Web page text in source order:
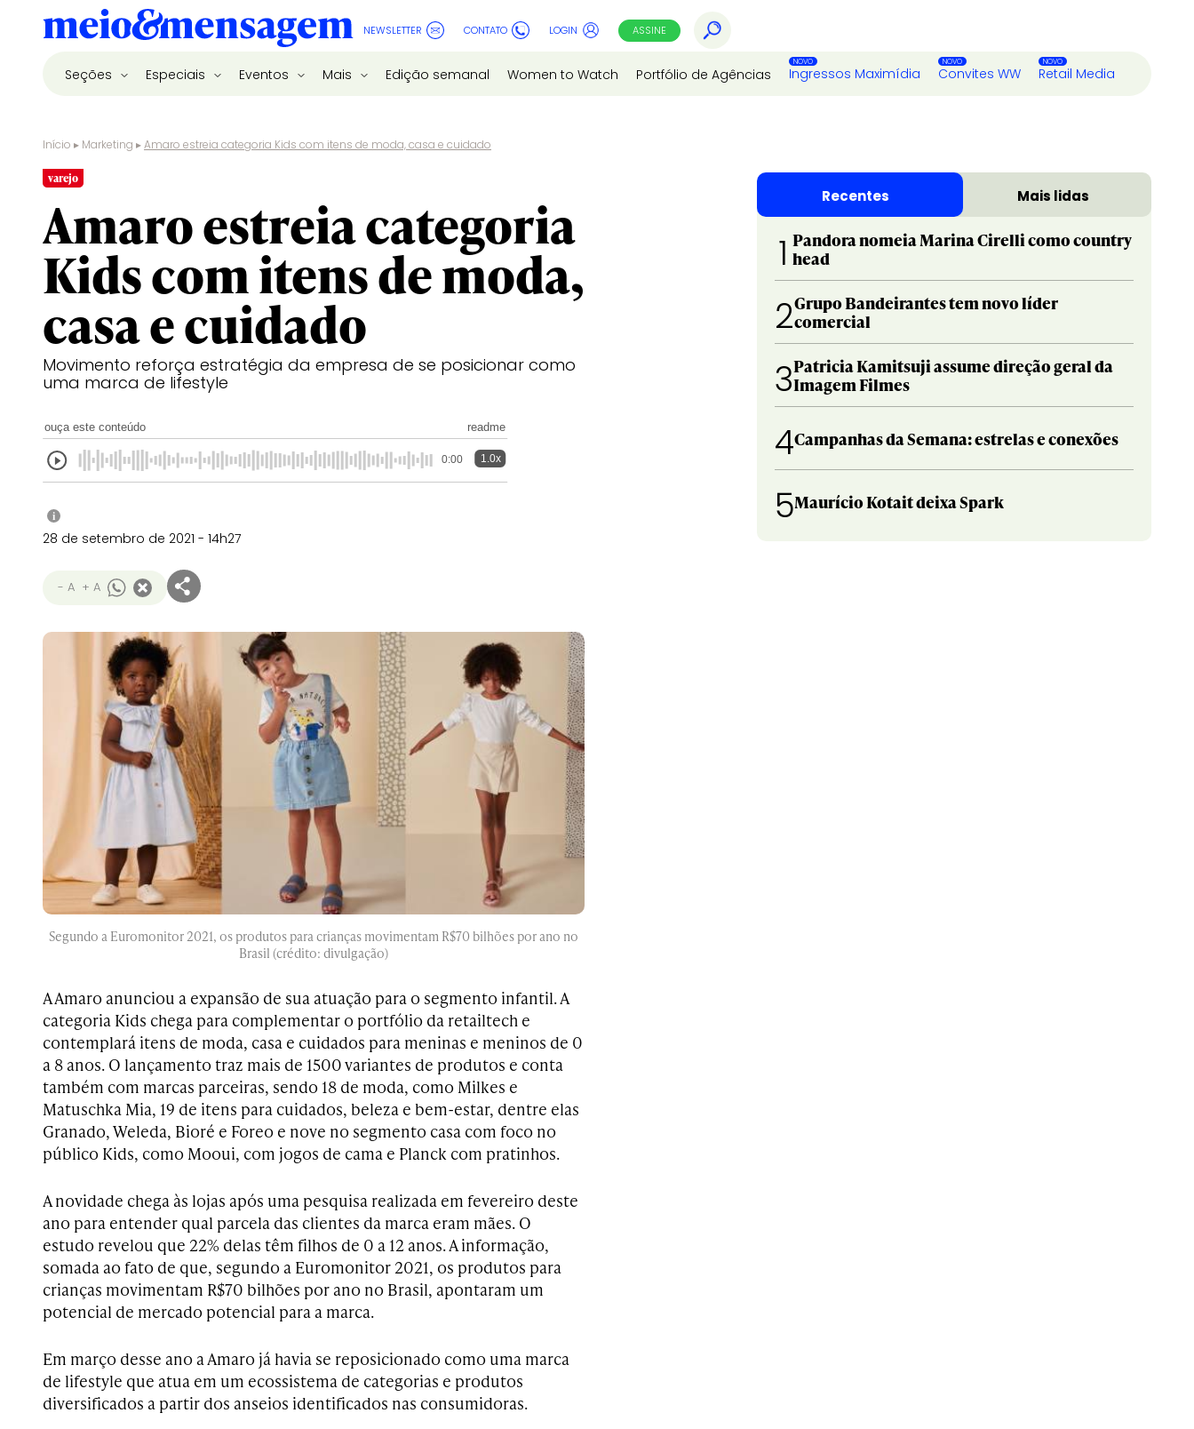
NEWSLETTER CONTATO LOGIN ASSINE
Seções Especiais Eventos Mais Edição semanal Women to Watch Portfólio de Agências Ingressos Maximídia Convites WW Retail Media
Início ▸ Marketing ▸Amaro estreia categoria Kids com itens de moda, casa e cuidado
varejo
Amaro estreia categoria
Kids com itens de moda,
casa e cuidado
Movimento reforça estratégia da empresa de se posicionar como
uma marca de lifestyle
ouça este conteúdo readme
0:00 1.0x
i
28 de setembro de 2021 - 14h27
- A + A
Segundo a Euromonitor 2021, os produtos para crianças movimentam R$70 bilhões por ano no
Brasil (crédito: divulgação)
A Amaro anunciou a expansão de sua atuação para o segmento infantil. A
categoria Kids chega para complementar o portfólio da retailtech e
contemplará itens de moda, casa e cuidados para meninas e meninos de 0
a 8 anos. O lançamento traz mais de 1500 variantes de produtos e conta
também com marcas parceiras, sendo 18 de moda, como Milkes e
Matuschka Mia, 19 de itens para cuidados, beleza e bem-estar, dentre elas
Granado, Weleda, Bioré e Foreo e nove no segmento casa com foco no
público Kids, como Mooui, com jogos de cama e Planck com pratinhos.
A novidade chega às lojas após uma pesquisa realizada em fevereiro deste
ano para entender qual parcela das clientes da marca eram mães. O
estudo revelou que 22% delas têm filhos de 0 a 12 anos. A informação,
somada ao fato de que, segundo a Euromonitor 2021, os produtos para
crianças movimentam R$70 bilhões por ano no Brasil, apontaram um
potencial de mercado potencial para a marca.
Em março desse ano a Amaro já havia se reposicionado como uma marca
de lifestyle que atua em um ecossistema de categorias e produtos
diversificados a partir dos anseios identificados nas consumidoras.
Recentes Mais lidas
1 Pandora nomeia Marina Cirelli como country
head
2Grupo Bandeirantes tem novo líder
comercial
3Patricia Kamitsuji assume direção geral da
Imagem Filmes
4Campanhas da Semana: estrelas e conexões
5Maurício Kotait deixa Spark